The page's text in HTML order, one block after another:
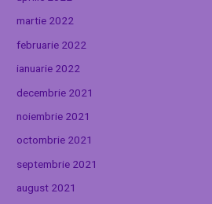
martie 2022
februarie 2022
ianuarie 2022
decembrie 2021
noiembrie 2021
octombrie 2021
septembrie 2021
august 2021